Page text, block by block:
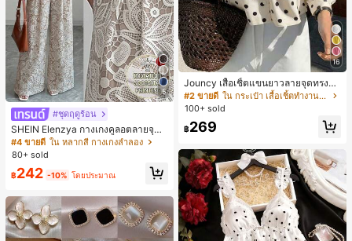
5
#ชุดฤดูร้อน
SHEIN Elenzya กางเกงคูลอตลายจุดเ
อวสูงแบบใหม่สำหรับฤดูใบไม้ผลิ/ฤดูร้อ
น, สไตล์หรูหราเหมาะสำหรับใส่ในชีวิต
ทจสำหรับฤดูรับปริญญา, เทศกาลดนตร
#4 ขายดี ใน หลากสี กางเกงลำลอง
80+ sold
฿242 -10% โดยประมาณ
16
Jouncy เสื้อเชิ้ตแขนยาวลายจุดทรงหล
วมสำหรับผู้หญิง
#2 ขายดี
ใน กระเป๋า เสื้อเชิ้ตทำงานมีกระเป๋า
100+ sold
฿269